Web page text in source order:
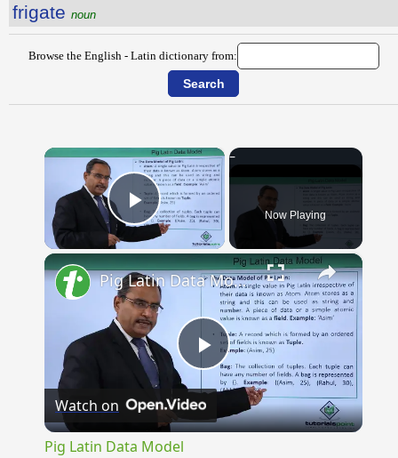
frigate noun
Browse the English - Latin dictionary from:
×
Play Video Now Playing
×
Play
Video
Pig Latin Data Model
Watch on
Pig Latin Data Model